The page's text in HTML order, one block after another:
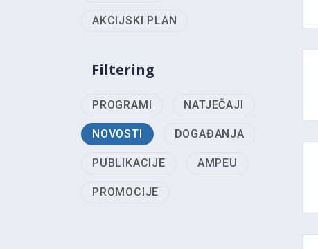
AKCIJSKI PLAN
Filtering
PROGRAMI NATJEČAJI
NOVOSTI DOGAĐANJA
PUBLIKACIJE AMPEU
PROMOCIJE